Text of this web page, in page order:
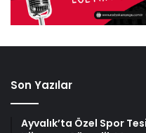
Son Yazılar
Ayvalık’ta Özel Spor